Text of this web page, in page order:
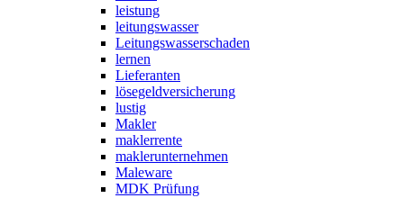
leistung
leitungswasser
Leitungswasserschaden
lernen
Lieferanten
lösegeldversicherung
lustig
Makler
maklerrente
maklerunternehmen
Maleware
MDK Prüfung